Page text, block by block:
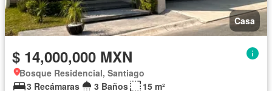
Casa
$ 14,000,000 MXN
Bosque Residencial, Santiago
3 Recámaras
3 Baños 15 m²